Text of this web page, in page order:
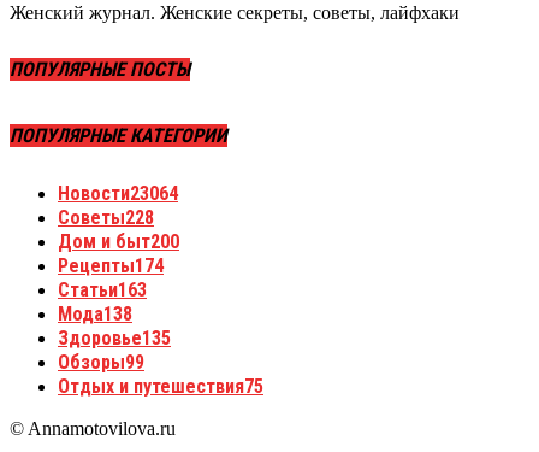
Женский журнал. Женские секреты, советы, лайфхаки
ПОПУЛЯРНЫЕ ПОСТЫ
ПОПУЛЯРНЫЕ КАТЕГОРИИ
Новости23064
Советы228
Дом и быт200
Рецепты174
Статьи163
Мода138
Здоровье135
Обзоры99
Отдых и путешествия75
© Annamotovilova.ru